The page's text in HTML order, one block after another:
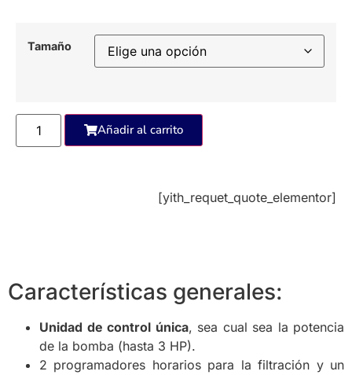
Tamaño
Añadir al carrito
[yith_requet_quote_elementor]
Características generales:
Unidad de control única, sea cual sea la potencia
de la bomba (hasta 3 HP).
2 programadores horarios para la filtración y un